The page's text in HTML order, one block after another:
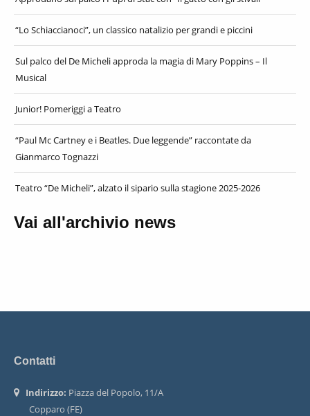
“Lo Schiaccianoci”, un classico natalizio per grandi e piccini
Sul palco del De Micheli approda la magia di Mary Poppins – Il
Musical
Junior! Pomeriggi a Teatro
“Paul Mc Cartney e i Beatles. Due leggende” raccontate da
Gianmarco Tognazzi
Teatro “De Micheli”, alzato il sipario sulla stagione 2025-2026
Vai all'archivio news
Contatti
Indirizzo: Piazza del Popolo, 11/A
Copparo (FE)